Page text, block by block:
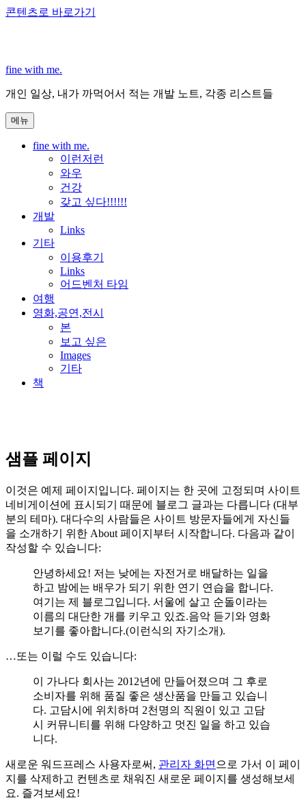
콘텐츠로 바로가기
fine with me.
개인 일상, 내가 까먹어서 적는 개발 노트, 각종 리스트들
메뉴
fine with me.
이런저런
와우
건강
갖고 싶다!!!!!!
개발
Links
기타
이용후기
Links
어드벤처 타임
여행
영화,공연,전시
본
보고 싶은
Images
기타
책
샘플 페이지
이것은 예제 페이지입니다. 페이지는 한 곳에 고정되며 사이트
네비게이션에 표시되기 때문에 블로그 글과는 다릅니다 (대부
분의 테마). 대다수의 사람들은 사이트 방문자들에게 자신들
을 소개하기 위한 About 페이지부터 시작합니다. 다음과 같이
작성할 수 있습니다:
안녕하세요! 저는 낮에는 자전거로 배달하는 일을
하고 밤에는 배우가 되기 위한 연기 연습을 합니다.
여기는 제 블로그입니다. 서울에 살고 순돌이라는
이름의 대단한 개를 키우고 있죠.음악 듣기와 영화
보기를 좋아합니다.(이런식의 자기소개).
…또는 이럴 수도 있습니다:
이 가나다 회사는 2012년에 만들어졌으며 그 후로
소비자를 위해 품질 좋은 생산품을 만들고 있습니
다. 고담시에 위치하며 2천명의 직원이 있고 고담
시 커뮤니티를 위해 다양하고 멋진 일을 하고 있습
니다.
새로운 워드프레스 사용자로써, 관리자 화면 으로 가서 이 페이
지를 삭제하고 컨텐츠로 채워진 새로운 페이지를 생성해보세
요. 즐겨보세요!